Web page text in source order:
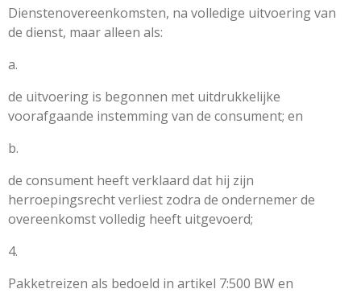
Dienstenovereenkomsten, na volledige uitvoering van
de dienst, maar alleen als:
a.
de uitvoering is begonnen met uitdrukkelijke
voorafgaande instemming van de consument; en
b.
de consument heeft verklaard dat hij zijn
herroepingsrecht verliest zodra de ondernemer de
overeenkomst volledig heeft uitgevoerd;
4.
Pakketreizen als bedoeld in artikel 7:500 BW en